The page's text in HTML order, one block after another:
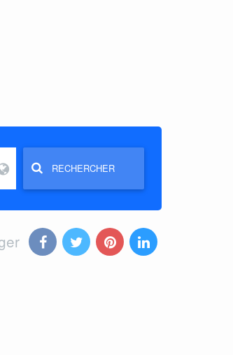
RECHERCHER